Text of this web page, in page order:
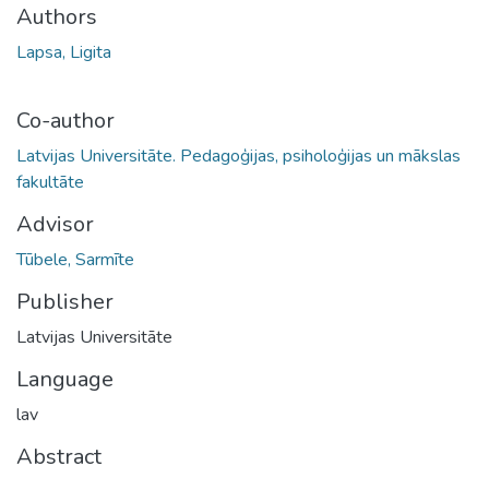
Authors
Lapsa, Ligita
Co-author
Latvijas Universitāte. Pedagoģijas, psiholoģijas un mākslas
fakultāte
Advisor
Tūbele, Sarmīte
Publisher
Latvijas Universitāte
Language
lav
Abstract